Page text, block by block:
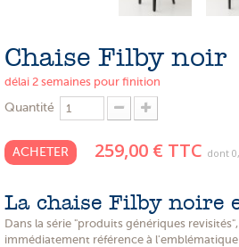
NOS ARTISANS
NOS CLIENTS ONT DU TALENT
A PROPOS
LE SHOWROOM
Chaise Filby noir
délai 2 semaines pour finition
Quantité
ACHETER 259,00 € TTC dont
La chaise Filby noire
Dans la série "produits génériques
immédiatement référence à